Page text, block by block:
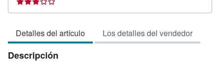
vendedor:
de
5
Detalles del artículo Los detalles del vendedor
Descripción